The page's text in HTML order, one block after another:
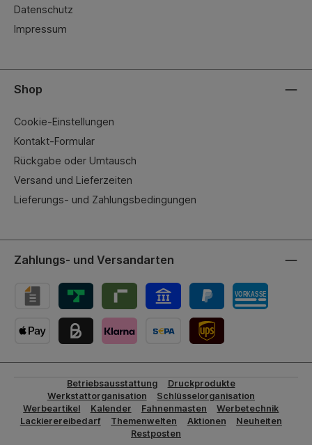
Datenschutz
Impressum
Shop
Cookie-Einstellungen
Kontakt-Formular
Rückgabe oder Umtausch
Versand und Lieferzeiten
Lieferungs- und Zahlungsbedingungen
Zahlungs- und Versandarten
Betriebsausstattung
Druckprodukte
Werkstattorganisation
Schlüsselorganisation
Werbeartikel
Kalender Fahnenmasten
Werbetechnik
Lackierereibedarf
Themenwelten Aktionen
Neuheiten
Restposten